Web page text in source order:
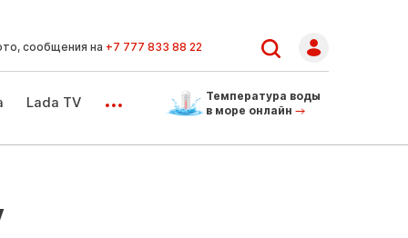
сообщения на +7 777 833 88 22
Lada TV ...
Температура воды
в море онлайн